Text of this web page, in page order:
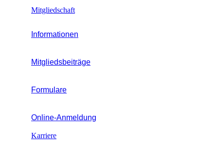
Mitgliedschaft
Informationen
Mitgliedsbeiträge
Formulare
Online-Anmeldung
Karriere